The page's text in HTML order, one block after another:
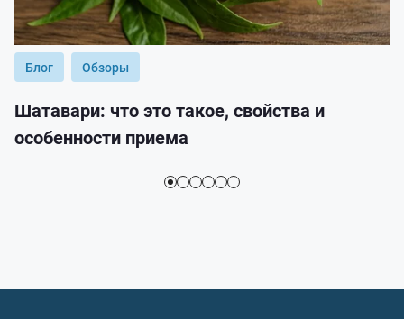
Блог Обзоры
Шатавари: что это такое, свойства и
особенности приема